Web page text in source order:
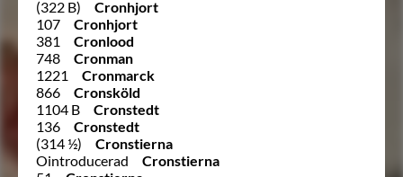
(322 B)
Cronhjort
107
Cronhjort
381
Cronlood
748
Cronman
1221
Cronmarck
866
Cronsköld
1104 B
Cronstedt
136
Cronstedt
(314 ½)
Cronstierna
Ointroducerad
Cronstierna